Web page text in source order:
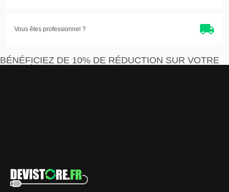
Vous êtes professionnel ?
BÉNÉFICIEZ DE 10% DE RÉDUCTION SUR VOTRE